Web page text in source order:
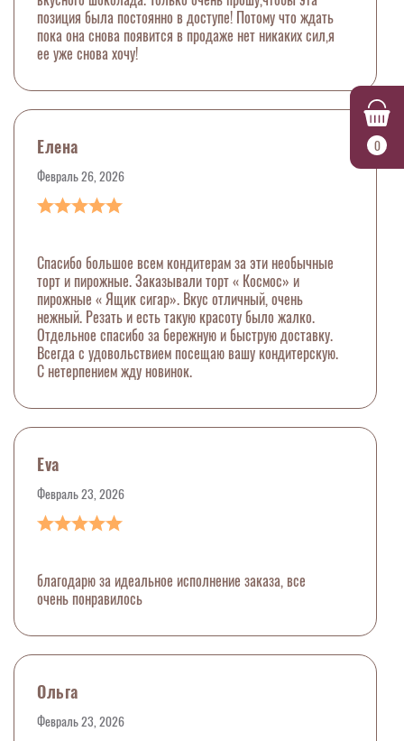
0
позиция была постоянно в доступе! Потому что ждать
пока она снова появится в продаже нет никаких сил,я
ее уже снова хочу!
Елена
Февраль 26, 2026
Спасибо большое всем кондитерам за эти необычные
торт и пирожные. Заказывали торт « Космос» и
пирожные « Ящик сигар». Вкус отличный, очень
нежный. Резать и есть такую красоту было жалко.
Отдельное спасибо за бережную и быструю доставку.
Всегда с удовольствием посещаю вашу кондитерскую.
С нетерпением жду новинок.
Eva
Февраль 23, 2026
благодарю за идеальное исполнение заказа, все
очень понравилось
Ольга
Февраль 23, 2026